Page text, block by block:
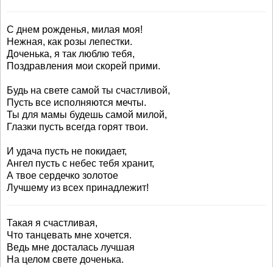
С днем рожденья, милая моя!
Нежная, как розы лепестки.
Доченька, я так люблю тебя,
Поздравления мои скорей прими.
Будь на свете самой ты счастливой,
Пусть все исполняются мечты.
Ты для мамы будешь самой милой,
Глазки пусть всегда горят твои.
И удача пусть не покидает,
Ангел пусть с небес тебя хранит,
А твое сердечко золотое
Лучшему из всех принадлежит!
Такая я счастливая,
Что танцевать мне хочется.
Ведь мне досталась лучшая
На целом свете доченька.